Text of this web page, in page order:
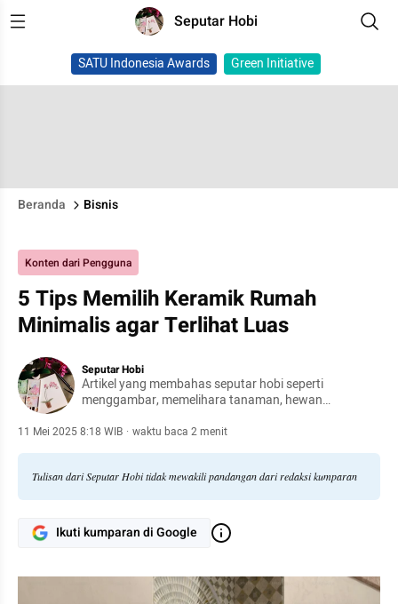
Seputar Hobi
SATU Indonesia Awards Green Initiative
Beranda Bisnis
Konten dari Pengguna
5 Tips Memilih Keramik Rumah
Minimalis agar Terlihat Luas
Seputar Hobi
Artikel yang membahas seputar hobi seperti
menggambar, memelihara tanaman, hewan
11 Mei 2025 8:18 WIB · waktu baca 2 menit
Tulisan dari Seputar Hobi tidak mewakili pandangan dari redaksi kumparan
Ikuti kumparan di Google